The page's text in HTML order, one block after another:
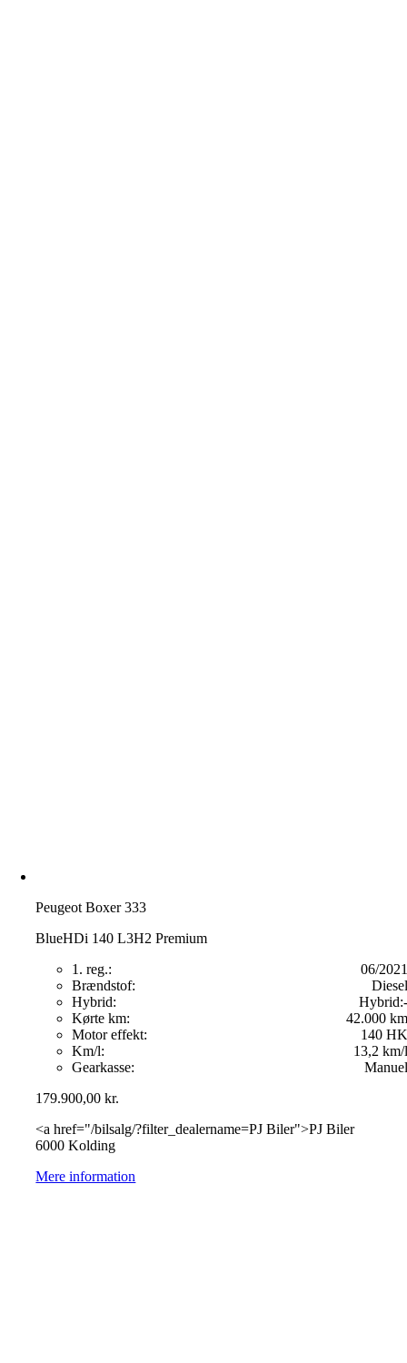
Peugeot Boxer 333
BlueHDi 140 L3H2 Premium
1. reg.:
06/2021
Brændstof:
Diesel
Hybrid:
Hybrid:-
Kørte km:
42.000 km
Motor effekt:
140 HK
Km/l:
13,2 km/l
Gearkasse:
Manuel
179.900,00kr.
<a href="/bilsalg/?filter_dealername=PJ Biler">PJ Biler
6000 Kolding
Mere information